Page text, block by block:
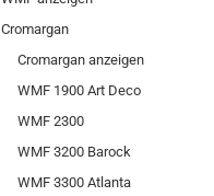
Cromargan
Cromargan anzeigen
WMF 1900 Art Deco
WMF 2300
WMF 3200 Barock
WMF 3300 Atlanta